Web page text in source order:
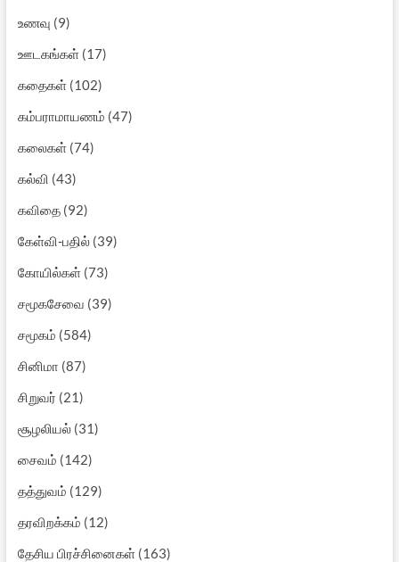
உணவு (9)
ஊடகங்கள்(17)
கதைகள்(102)
கம்பராமாயணம் (47)
கலைகள்(74)
கல்வி (43)
கவிதை(92)
கேள்வி-பதில்(39)
கோயில்கள்(73)
சமூகசேவை (39)
சமூகம் (584)
சினிமா (87)
சிறுவர் (21)
சூழலியல்(31)
சைவம் (142)
தத்துவம் (129)
தரவிறக்கம் (12)
தேசிய பிரச்சினைகள்(163)